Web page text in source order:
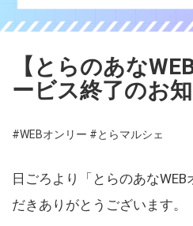
【とらのあな
ービス終了のお
#WEBオンリー #とらマルシェ
日ごろより「とらのあな
だきありがとうございます。